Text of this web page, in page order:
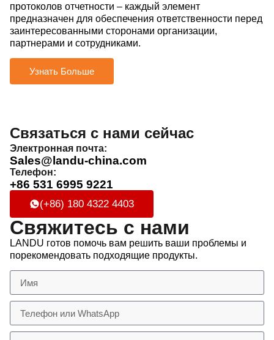
протоколов отчетности – каждый элемент
предназначен для обеспечения ответственности перед
заинтересованными сторонами организации,
партнерами и сотрудниками.
Узнать Больше
Связаться с нами сейчас
Электронная почта:
Sales@landu-china.com
Телефон:
+86 531 6995 9221
(+86) 180 4322 4403
Свяжитесь с нами
LANDU готов помочь вам решить ваши проблемы и
порекомендовать подходящие продукты.